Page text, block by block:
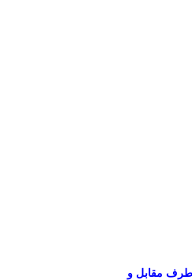
طرف مقابل و